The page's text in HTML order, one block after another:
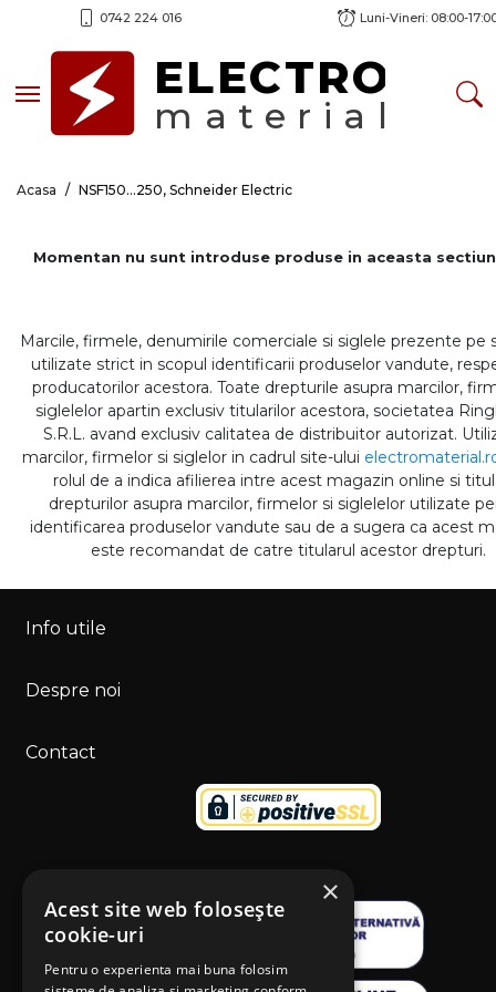
0742 224 016 Luni-Vineri: 08:00-
Toggle navigationELECTRO
material
Acasa NSF150...250, Schneider Electric
Momentan nu sunt introduse produse in aceasta
Marcile, firmele, denumirile comerciale si siglele prezente pe
utilizate strict in scopul identificarii produselor vandute,
producatorilor acestora. Toate drepturile asupra marcilor,
siglelelor apartin exclusiv titularilor acestora, societatea
S.R.L. avand exclusiv calitatea de distribuitor autorizat.
marcilor, firmelor si siglelor in cadrul site-ului
rolul de a indica afilierea intre acest magazin online si
drepturilor asupra marcilor, firmelor si siglelelor utilizate
identificarea produselor vandute sau de a sugera ca acest
este recomandat de catre titularul acestor drepturi.
Info utile
Despre noi
Contact
×
Acest site web folosește
cookie-uri
Pentru o experienta mai buna folosim